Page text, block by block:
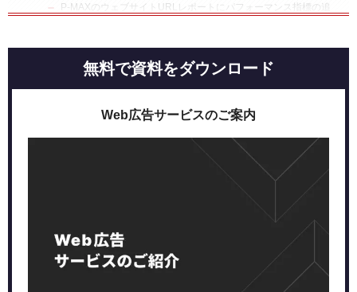
P-MAXのウェブサイトURLレポートにパフォーマンス指標の追
まとめ
無料で資料をダウンロード
Web広告サービスのご案内